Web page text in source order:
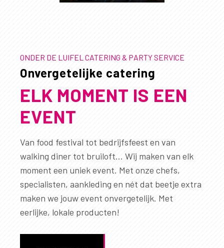
ONDER DE LUIFEL CATERING & PARTY SERVICE
Onvergetelijke catering
ELK MOMENT IS EEN
EVENT
Van food festival tot bedrijfsfeest en van
walking diner tot bruiloft… Wij maken van elk
moment een uniek event. Met onze chefs,
specialisten, aankleding en nét dat beetje extra
maken we jouw event onvergetelijk. Met
eerlijke, lokale producten!